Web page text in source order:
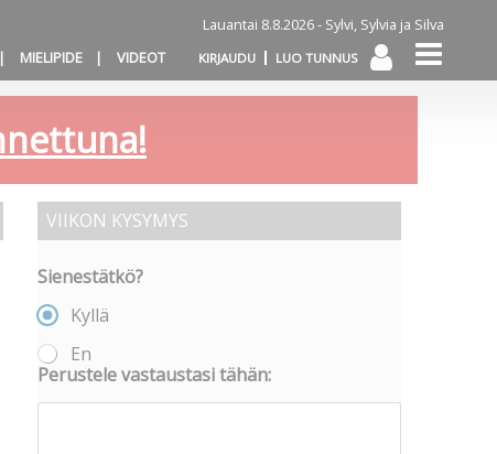
Lauantai 8.8.2026 - Sylvi, Sylvia ja Silva
MIELIPIDE VIDEOT KIRJAUDU LUO TUNNUS
VIIKON KYSYMYS
Sienestätkö?
Kyllä
En
Perustele vastaustasi tähän: